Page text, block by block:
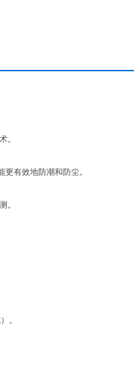
。
有效地防潮和防尘。
。
。